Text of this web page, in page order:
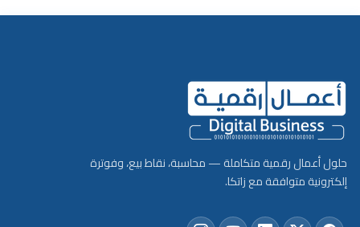
حلول أعمال رقمية متكاملة — محاسبة، نقاط بيع، وفوترة
إلكترونية متوافقة مع زاتكا.